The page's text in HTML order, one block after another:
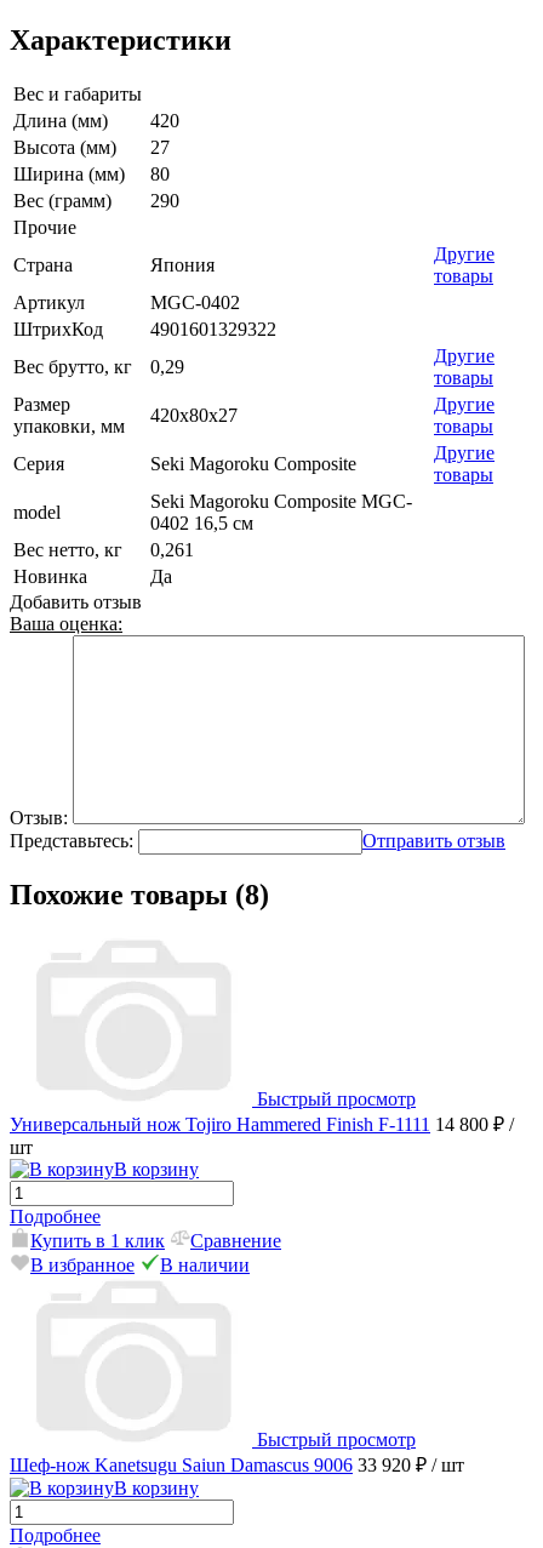
Характеристики
Вес и габариты
Длина (мм)
420
Высота (мм)
27
Ширина (мм)
80
Вес (грамм)
290
Прочие
Страна
Япония
Другие
товары
Артикул
MGC-0402
ШтрихКод
4901601329322
Вес брутто, кг
0,29
Другие
товары
Размер
упаковки, мм
420x80x27
Другие
товары
Серия
Seki Magoroku Composite
Другие
товары
model
Seki Magoroku Composite MGC-
0402 16,5 см
Вес нетто, кг
0,261
Новинка
Да
Добавить отзыв
Ваша оценка:
Отзыв:
Представьтесь:
Отправить отзыв
Похожие товары (8)
Быстрый просмотр
Универсальный нож Tojiro Hammered Finish F-1111 14 800 ₽ /
шт
В корзину
Подробнее
Купить в 1 клик
Сравнение
В избранное
В наличии
Быстрый просмотр
Шеф-нож Kanetsugu Saiun Damascus 9006 33 920 ₽ / шт
В корзину
Подробнее